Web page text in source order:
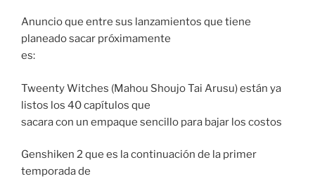
Anuncio que entre sus lanzamientos que tiene
planeado sacar próximamente
es:
Tweenty Witches (Mahou Shoujo Tai Arusu) están ya
listos los 40 capítulos que
sacara con un empaque sencillo para bajar los costos
Genshiken 2 que es la continuación de la primer
temporada de